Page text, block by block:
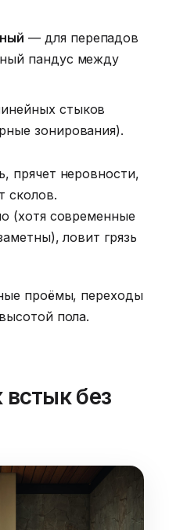
— для перепадов
пандус между
стыков
зонирования).
прячет неровности,
сколов.
(хотя современные
ловит грязь
проёмы, переходы
пола.
без